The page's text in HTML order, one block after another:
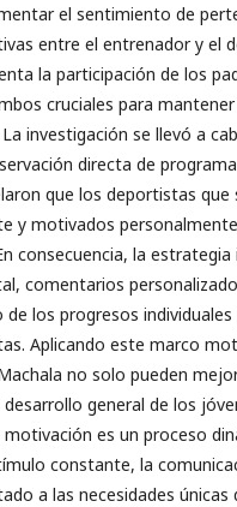
el sentimiento de
entre el entrenador y el
la participación de los
cruciales para
investigación se llevó a
directa de
que los deportistas que
y motivados
consecuencia, la
comentarios
los progresos
Aplicando este marco
no solo pueden
general de los
motivación es un proceso
constante, la
a las necesidades